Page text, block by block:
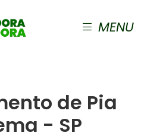
MENU
de Pia
- SP